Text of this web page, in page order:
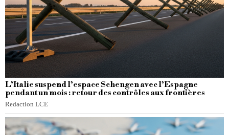
L’Italie suspend l’espace Schengen avec l’Espagne
pendant un mois : retour des contrôles aux frontières
Redaction LCE